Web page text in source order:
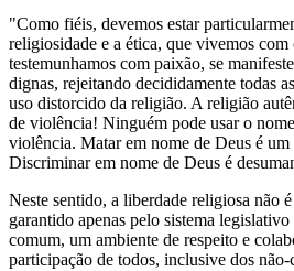
"Como fiéis, devemos estar
religiosidade e a ética, que vivemos
testemunhamos com paixão, se
dignas, rejeitando decididamente todas
uso distorcido da religião. A religião
de violência! Ninguém pode usar o
violência. Matar em nome de Deus é um
Discriminar em nome de Deus é
Neste sentido, a liberdade religiosa não
garantido apenas pelo sistema
comum, um ambiente de respeito e
participação de todos, inclusive dos não-